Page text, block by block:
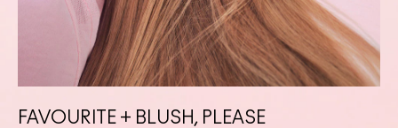
FAVOURITE + BLUSH, PLEASE